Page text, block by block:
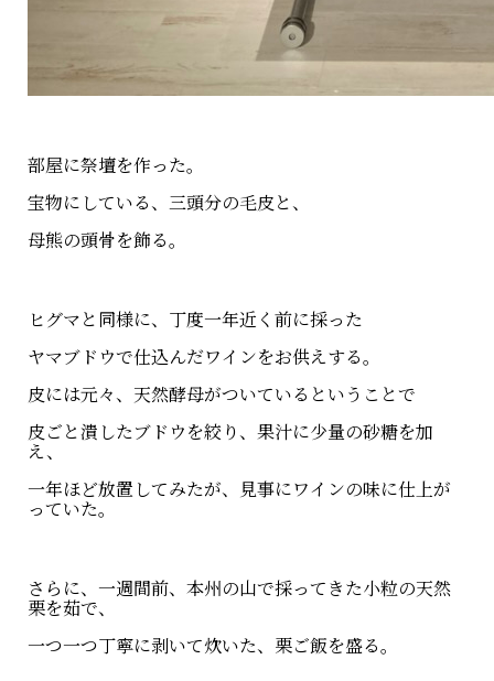
部屋に祭壇を作った。
宝物にしている、三頭分の毛皮と、
母熊の頭骨を飾る。
ヒグマと同様に、丁度一年近く前に採った
ヤマブドウで仕込んだワインをお供えする。
皮には元々、天然酵母がついているということで
皮ごと潰したブドウを絞り、果汁に少量の砂糖を加
え、
一年ほど放置してみたが、見事にワインの味に仕上が
っていた。
さらに、一週間前、本州の山で採ってきた小粒の天然
栗を茹で、
一つ一つ丁寧に剥いて炊いた、栗ご飯を盛る。